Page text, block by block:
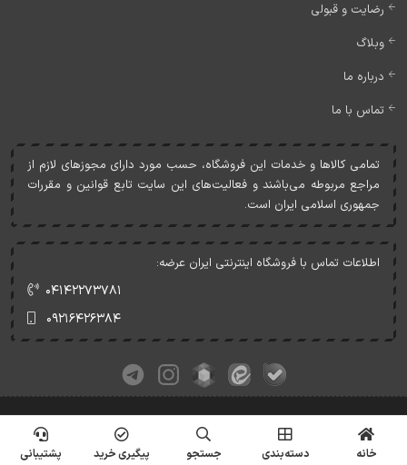
رضایت و قبولی
وبلاگ
درباره ما
تماس با ما
تمامی کالاها و خدمات اين فروشگاه، حسب مورد دارای مجوزهای لازم از
مراجع مربوطه می‌باشند و فعاليت‌های اين سايت تابع قوانين و مقررات
جمهوری اسلامی ايران است.
اطلاعات تماس با فروشگاه اینترنتی ایران عرضه:
۰۴۱۴۲۲۷۳۷۸۱
۰۹۲۱۶۴۲۶۳۸۴
کلیه حقوق این وبسایت متعلق به ایران عرضه می‌باشد.
© Copyrights - IranArze.ir - 1405
خانه دسته‌بندی جستجو پیگیری خرید پشتیبانی